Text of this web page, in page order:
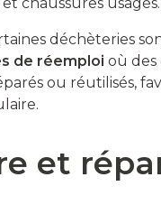
et chaussures usagés.
déchèteries
de réemploi où des
ou réutilisés,
et